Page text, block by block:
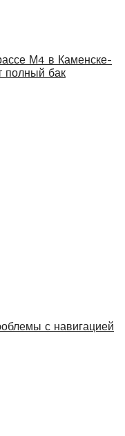
М4 в Каменске-
бак
с навигацией